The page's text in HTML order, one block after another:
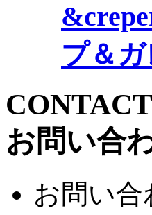
プ＆
お問い合
お問い